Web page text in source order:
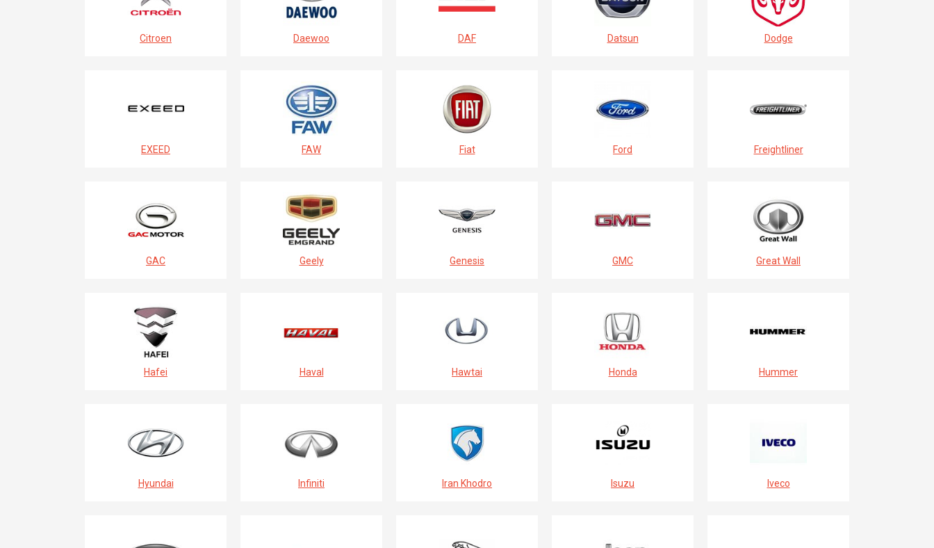
Citroen Daewoo DAF Datsun Dodge
EXEED FAW Fiat Ford Freightliner
GAC Geely Genesis GMC Great Wall
Hafei Haval Hawtai Honda Hummer
Hyundai Infiniti Iran Khodro Isuzu Iveco